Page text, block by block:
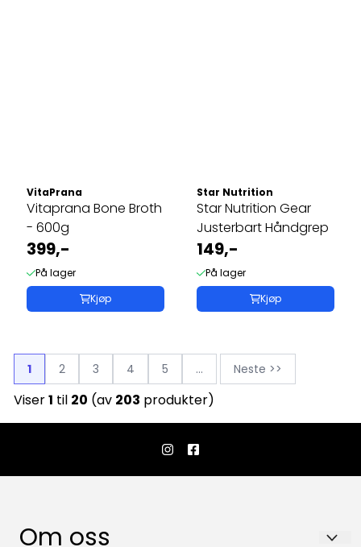
VitaPrana
Vitaprana Bone Broth
- 600g
399,-
På lager
Kjøp
Star Nutrition
Star Nutrition Gear
Justerbart Håndgrep
149,-
På lager
Kjøp
1 2 3 4 5 ... Neste >>
Viser1 til 20 (av 203 produkter)
Om oss